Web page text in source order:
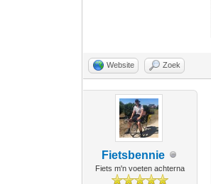
Website Zoek
Fietsbennie
Fiets m'n voeten achterna